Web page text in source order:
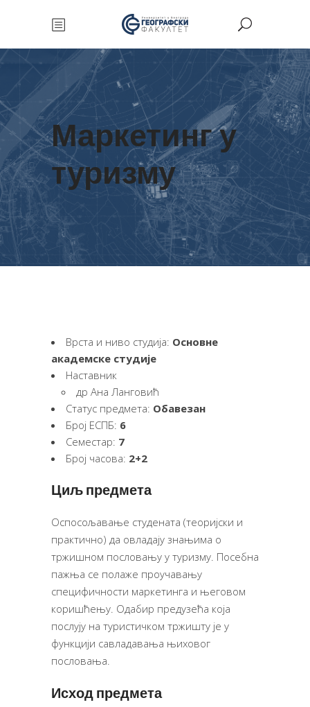
Маркетинг у
туризму
Врста и ниво студија: Основне
академске студије
Наставник
др Ана Ланговић
Статус предмета: Обавезан
Број ЕСПБ: 6
Семестар: 7
Број часова: 2+2
Циљ предмета
Оспосољавање студената (теоријски и
практично) да овладају знањима о
тржишном пословању у туризму. Посебна
пажња се полаже проучавању
специфичности маркетинга и његовом
коришћењу. Одабир предузећа која
послују на туристичком тржишту је у
функцији савладавања њиховог
пословања.
Исход предмета